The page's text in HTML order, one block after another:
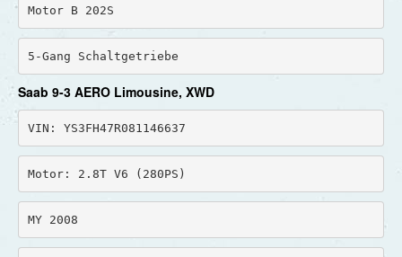
Dana & Frank
Toni
Edith & Arnold
Elisabeth & Walther
Eugen
Gabriela & Georg
Günter
Motor B 202S
5-Gang Schaltgetriebe
Saab 9-3 AERO Limousine, XWD
VIN: YS3FH47R081146637
Motor: 2.8T V6 (280PS)
MY 2008